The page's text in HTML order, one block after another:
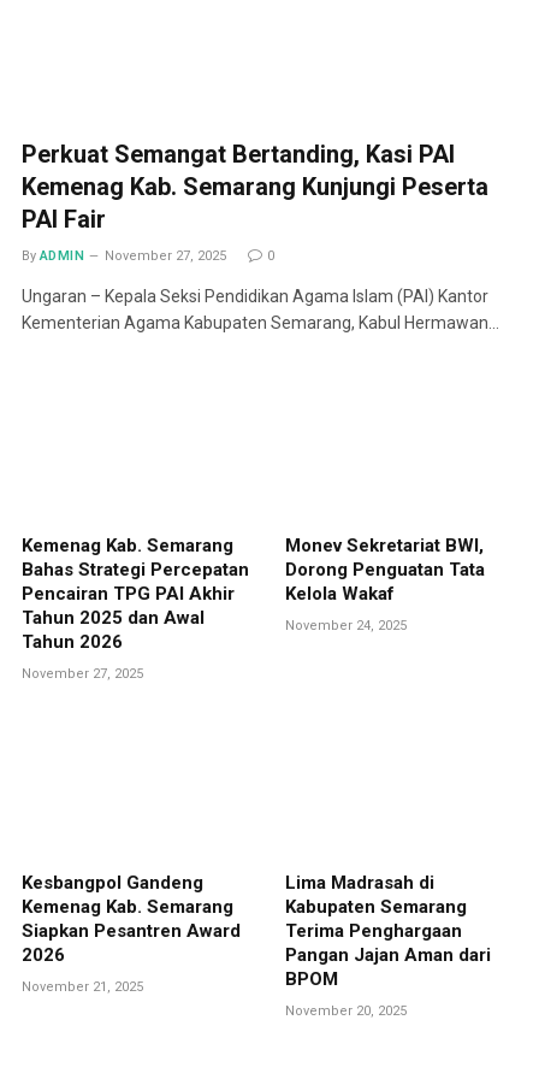
Perkuat Semangat Bertanding, Kasi PAI
Kemenag Kab. Semarang Kunjungi Peserta
PAI Fair
By ADMIN November 27, 2025 0
Ungaran – Kepala Seksi Pendidikan Agama Islam (PAI) Kantor
Kementerian Agama Kabupaten Semarang, Kabul Hermawan…
Kemenag Kab. Semarang
Bahas Strategi Percepatan
Pencairan TPG PAI Akhir
Tahun 2025 dan Awal
Tahun 2026
November 27, 2025
Monev Sekretariat BWI,
Dorong Penguatan Tata
Kelola Wakaf
November 24, 2025
Kesbangpol Gandeng
Kemenag Kab. Semarang
Siapkan Pesantren Award
2026
November 21, 2025
Lima Madrasah di
Kabupaten Semarang
Terima Penghargaan
Pangan Jajan Aman dari
BPOM
November 20, 2025